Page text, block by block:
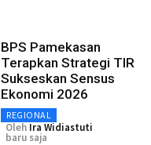
BPS Pamekasan
Terapkan Strategi TIR
Sukseskan Sensus
Ekonomi 2026
REGIONAL
Oleh Ira Widiastuti
baru saja